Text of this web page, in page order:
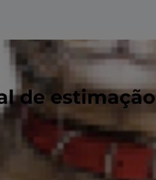
de estimação